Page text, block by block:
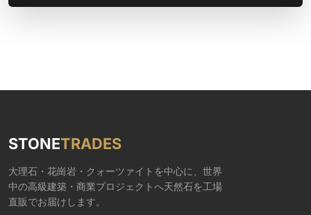
STONETRADES
大理石・花崗岩・クォーツァイトを中心に、世界
中の高級建築・商業プロジェクトへ天然石を工場
直販でお届けします。